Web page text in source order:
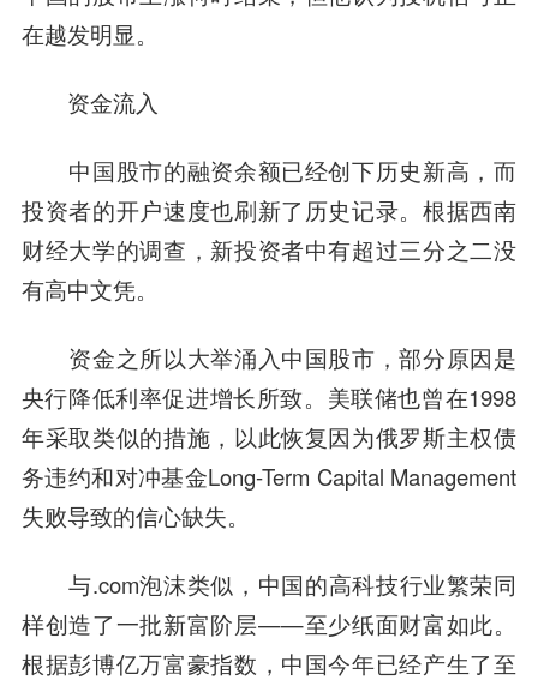
在越发明显。
资金流入
中国股市的融资余额已经创下历史新高，而
投资者的开户速度也刷新了历史记录。根据西南
财经大学的调查，新投资者中有超过三分之二没
有高中文凭。
资金之所以大举涌入中国股市，部分原因是
央行降低利率促进增长所致。美联储也曾在1998
年采取类似的措施，以此恢复因为俄罗斯主权债
务违约和对冲基金Long-Term Capital Management
失败导致的信心缺失。
与.com泡沫类似，中国的高科技行业繁荣同
样创造了一批新富阶层——至少纸面财富如此。
根据彭博亿万富豪指数，中国今年已经产生了至